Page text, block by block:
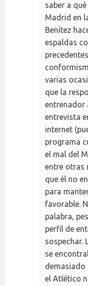
saber a
Madrid en
Benítez
espaldas
varias
que la
entrenador
entrevista
internet
programa
el mal del
entre otras
que él no
para
favorable.
palabra,
perfil de
sospechar.
se
demasiado
el Atlético